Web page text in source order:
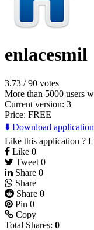
enlacesmil
3.73 /90 votes
More than 5000 users
Current version: 3
Price: FREE
⬇️ Download
Like this application ?
Like 0
Tweet 0
Share 0
Share
Share 0
Pin 0
Copy
Total Shares: 0